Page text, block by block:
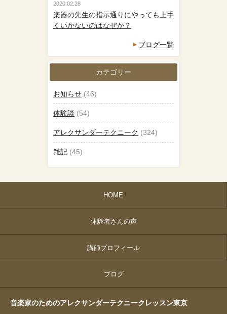
2020.02.28
楽器の先生の指示通りにやっても上手
くいかないのはなぜか？
ブログ一覧
カテゴリー
お知らせ (46)
体験談 (54)
アレクサンダーテクニーク (324)
雑記 (45)
HOME
体験者さんの声
講師プロフィール
ブログ
音楽家のためのアレクサンダーテクニークレッスン東京